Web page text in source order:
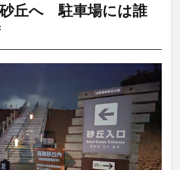
丘へ 駐車場には誰